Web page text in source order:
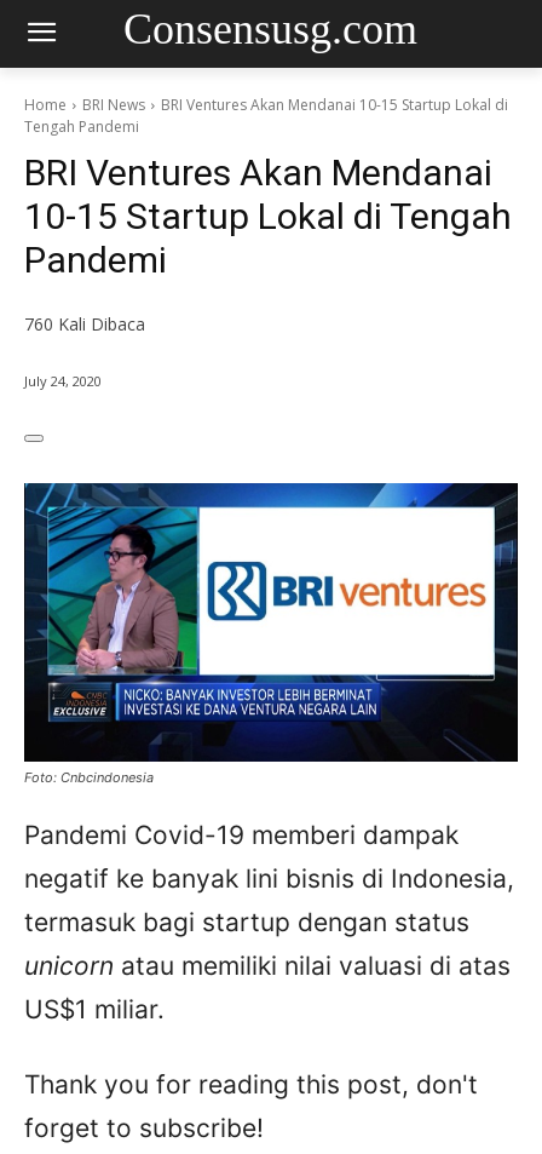
Consensusg.com
Home BRI News
BRI Ventures Akan Mendanai 10-15 Startup Lokal di
Tengah Pandemi
BRI Ventures Akan Mendanai
10-15 Startup Lokal di Tengah
Pandemi
760 Kali Dibaca
July 24, 2020
Foto: Cnbcindonesia
Pandemi Covid-19 memberi dampak
negatif ke banyak lini bisnis di Indonesia,
termasuk bagi startup dengan status
unicorn atau memiliki nilai valuasi di atas
US$1 miliar.
Thank you for reading this post, don't
forget to subscribe!